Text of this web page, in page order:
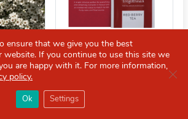
红浆果茶
指南
ensure that we give you the best
website. If you continue to use this site we
are happy with it. For more information,
policy.
Ok Settings